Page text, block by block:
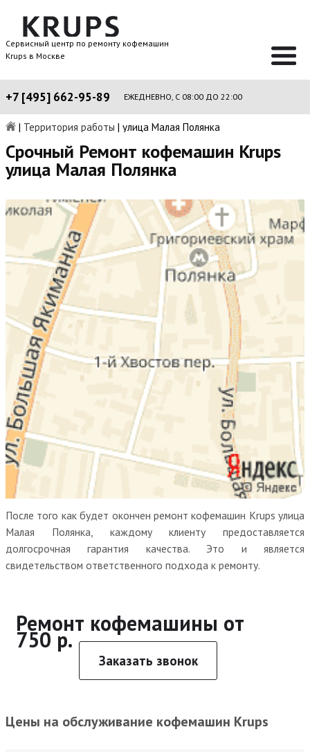
Сервисный центр по ремонту кофемашин
Krups в Москве
+7 [495] 662-95-89 ЕЖЕДНЕВНО, С 08:00 ДО 22:00
| Территория работы | улица Малая Полянка
Срочный Ремонт кофемашин Krups
улица Малая Полянка
После того как будет окончен ремонт кофемашин Krups улица
Малая Полянка, каждому клиенту предоставляется
долгосрочная гарантия качества. Это и является
свидетельством ответственного подхода к ремонту.
Ремонт кофемашины от
750 р.
Заказать звонок
Цены на обслуживание кофемашин Krups